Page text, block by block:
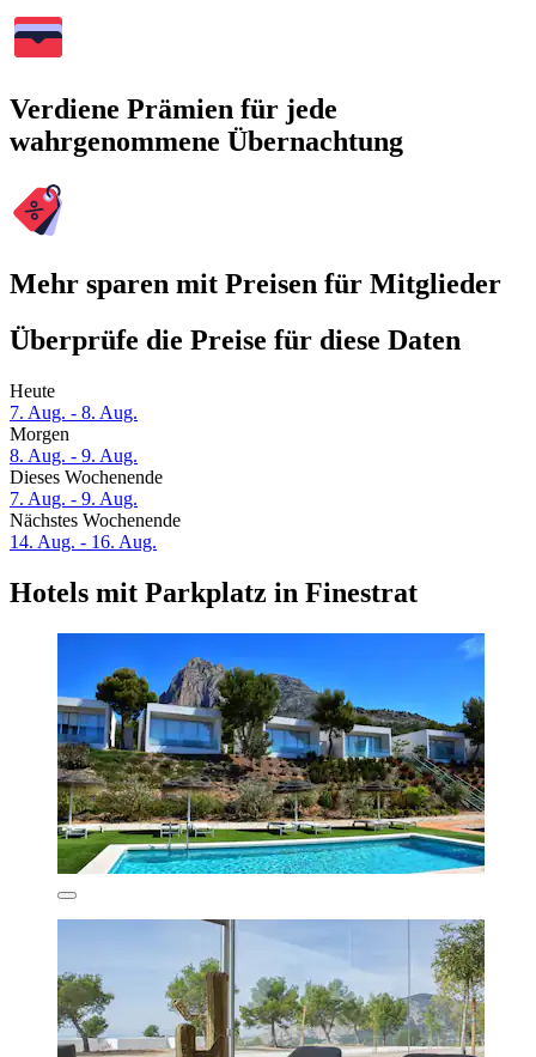
Verdiene Prämien für jede
wahrgenommene Übernachtung
Mehr sparen mit Preisen für Mitglieder
Überprüfe die Preise für diese Daten
Heute
7. Aug. - 8. Aug.
Morgen
8. Aug. - 9. Aug.
Dieses Wochenende
7. Aug. - 9. Aug.
Nächstes Wochenende
14. Aug. - 16. Aug.
Hotels mit Parkplatz in Finestrat